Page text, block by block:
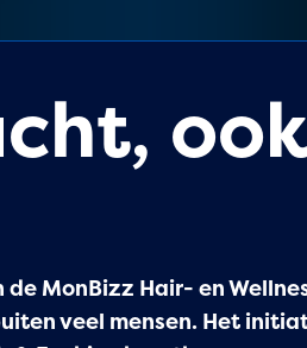
MonBizz Hair- en
veel mensen. Het